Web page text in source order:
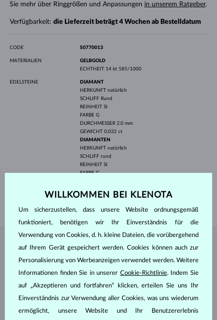
Sie mehr über Ringgrößen und Anpassungen in unserem Ratgeber.
Verfügbarkeit: die Lieferzeit beträgt 4 Wochen ab Bestelldatum
CODE S0770013
MATERIALIEN
GELBGOLD
ECHTHEIT 14 kt 585/1000
EDELSTEINE
DIAMANT
HERKUNFT natürlich
SCHLIFF Rund
REINHEIT SI
FARBE G
DURCHMESSER 2.0 mm
GEWICHT 0.032 ct
DIAMANTEN
HERKUNFT natürlich
SCHLIFF rund
REINHEIT SI
FARBEG
SCHMUCK AUS DEMKLENOTA ATELIER
WILLKOMMEN BEI KLENOTA
Um sicherzustellen, dass unsere Website ordnungsgemäß
funktioniert, benötigen wir Ihr Einverständnis für die
Verwendung von Cookies, d. h. kleine Dateien, die vorübergehend
auf Ihrem Gerät gespeichert werden. Cookies können auch zur
Personalisierung von Werbeanzeigen verwendet werden. Weitere
Informationen finden Sie in unserer Cookie-Richtlinie. Indem Sie
auf „Akzeptieren und fortfahren“ klicken, erteilen Sie uns Ihr
Einverständnis zur Verwendung aller Cookies, was uns wiederum
ermöglicht, unsere Website und Ihr Benutzererlebnis